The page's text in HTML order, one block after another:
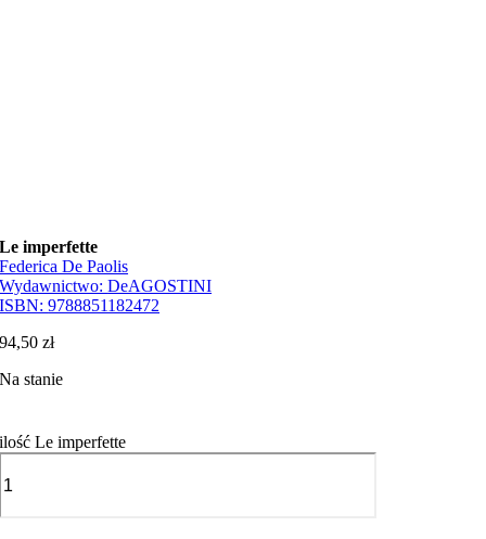
Le imperfette
Federica De Paolis
Wydawnictwo:DeAGOSTINI
ISBN:9788851182472
94,50zł
Na stanie
ilość Le imperfette